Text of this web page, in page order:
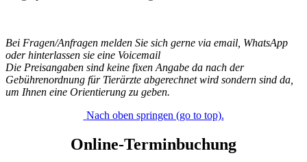
Bei Fragen/Anfragen melden Sie sich gerne via email, WhatsApp
oder hinterlassen sie eine Voicemail
Die Preisangaben sind keine fixen Angabe da nach der
Gebührenordnung für Tierärzte abgerechnet wird sondern sind da,
um Ihnen eine Orientierung zu geben.
Nach oben springen (go to top).
Online-Terminbuchung